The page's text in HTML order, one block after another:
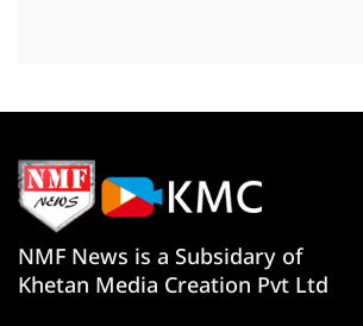
NMF News is a Subsidary of
Khetan Media Creation Pvt Ltd